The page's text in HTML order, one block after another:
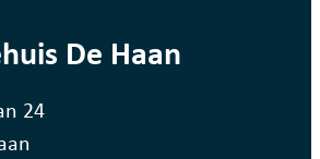
De Haan
24